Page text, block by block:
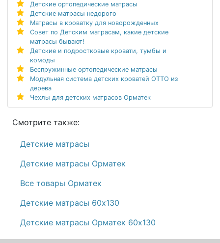
Детские ортопедические матрасы
Детские матрасы недорого
Матрасы в кроватку для новорожденных
Совет по Детским матрасам, какие детские
матрасы бывают!
Детские и подростковые кровати, тумбы и
комоды
Беспружинные ортопедические матрасы
Модульная система детских кроватей ОТТО из
дерева
Чехлы для детских матрасов Орматек
Смотрите также:
Детские матрасы
Детские матрасы Орматек
Все товары Орматек
Детские матрасы 60х130
Детские матрасы Орматек 60х130